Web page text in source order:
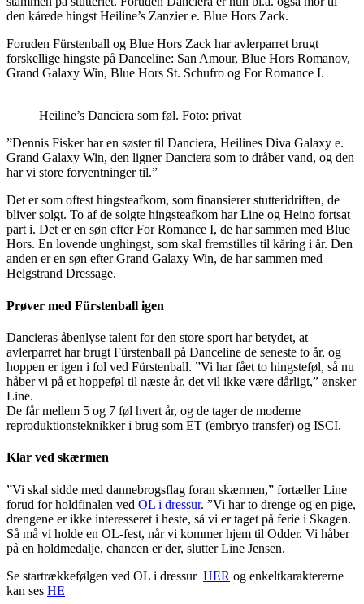
den kårede hingst Heiline’s Zanzier e. Blue Hors Zack.
Foruden Fürstenball og Blue Hors Zack har avlerparret brugt
forskellige hingste på Danceline: San Amour, Blue Hors Romanov,
Grand Galaxy Win, Blue Hors St. Schufro og For Romance I.
Heiline’s Danciera som føl. Foto: privat
”Dennis Fisker har en søster til Danciera, Heilines Diva Galaxy e.
Grand Galaxy Win, den ligner Danciera som to dråber vand, og den
har vi store forventninger til.”
Det er som oftest hingsteafkom, som finansierer stutteridriften, de
bliver solgt. To af de solgte hingsteafkom har Line og Heino fortsat
part i. Det er en søn efter For Romance I, de har sammen med Blue
Hors. En lovende unghingst, som skal fremstilles til kåring i år. Den
anden er en søn efter Grand Galaxy Win, de har sammen med
Helgstrand Dressage.
Prøver med Fürstenball igen
Dancieras åbenlyse talent for den store sport har betydet, at
avlerparret har brugt Fürstenball på Danceline de seneste to år, og
hoppen er igen i fol ved Fürstenball. ”Vi har fået to hingsteføl, så nu
håber vi på et hoppeføl til næste år, det vil ikke være dårligt,” ønsker
Line.
De får mellem 5 og 7 føl hvert år, og de tager de moderne
reproduktionsteknikker i brug som ET (embryo transfer) og ISCI.
Klar ved skærmen
”Vi skal sidde med dannebrogsflag foran skærmen,” fortæller Line
forud for holdfinalen ved OL i dressur. ”Vi har to drenge og en pige,
drengene er ikke interesseret i heste, så vi er taget på ferie i Skagen.
Så må vi holde en OL-fest, når vi kommer hjem til Odder. Vi håber
på en holdmedalje, chancen er der, slutter Line Jensen.
Se startrækkefølgen ved OL i dressur HER og enkeltkaraktererne
kan ses HE